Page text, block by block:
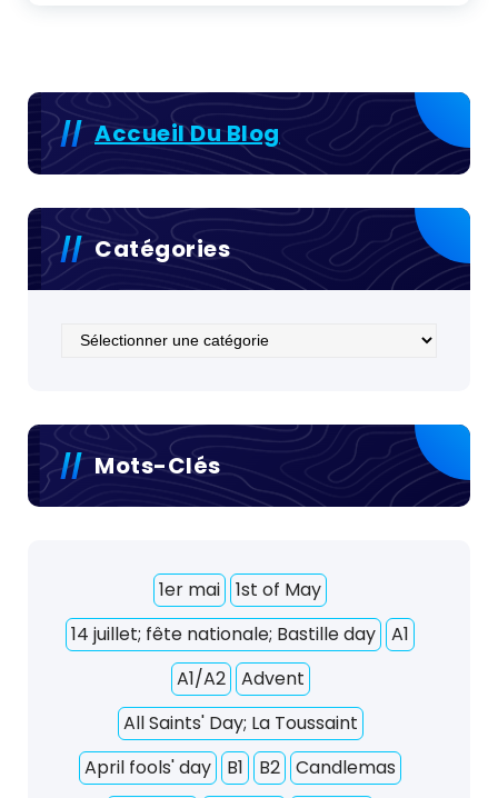
Accueil Du Blog
Catégories
Catégories
Mots-Clés
1er mai
1st of May
14 juillet; fête nationale; Bastille day
A1
A1/A2
Advent
All Saints' Day; La Toussaint
April fools' day
B1 B2
Candlemas